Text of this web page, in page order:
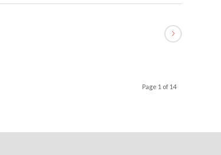
Page 1 of 14